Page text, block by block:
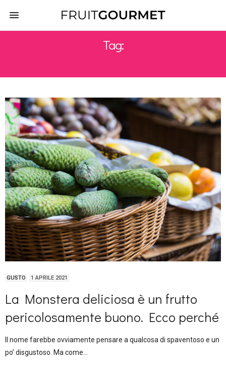
Tag:
GUSTO 1 APRILE 2021
La Monstera deliciosa è un frutto
pericolosamente buono. Ecco perché
Il nome farebbe ovviamente pensare a qualcosa di spaventoso e un
po’ disgustoso. Ma come…